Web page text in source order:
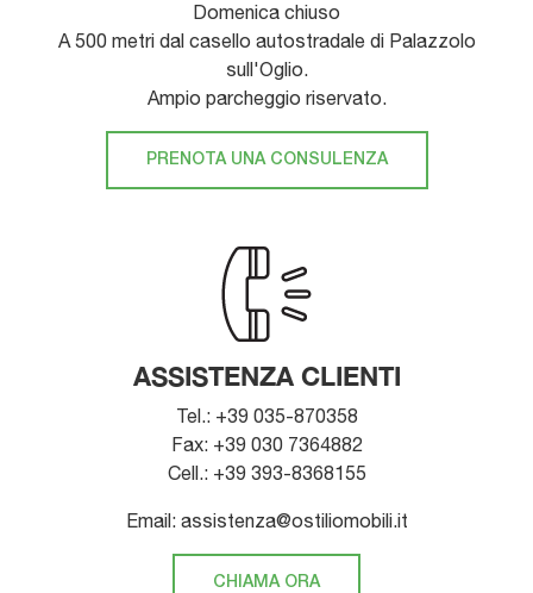
Domenica chiuso
A 500 metri dal casello autostradale di Palazzolo
sull'Oglio.
Ampio parcheggio riservato.
PRENOTA UNA CONSULENZA
ASSISTENZA CLIENTI
Tel.: +39 035-870358
Fax: +39 030 7364882
Cell.: +39 393-8368155
Email: assistenza@ostiliomobili.it
CHIAMA ORA